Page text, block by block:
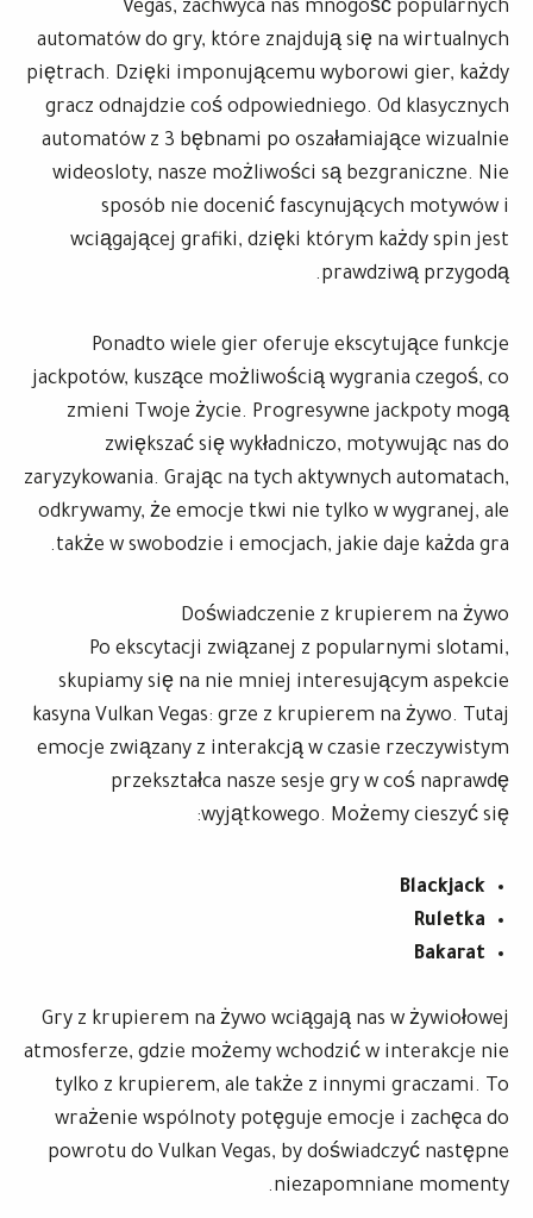
Vegas, zachwyca nas mnogość popularnych
automatów do gry, które znajdują się na wirtualnych
piętrach. Dzięki imponującemu wyborowi gier, każdy
gracz odnajdzie coś odpowiedniego. Od klasycznych
automatów z 3 bębnami po oszałamiające wizualnie
wideosloty, nasze możliwości są bezgraniczne. Nie
sposób nie docenić fascynujących motywów i
wciągającej grafiki, dzięki którym każdy spin jest
prawdziwą przygodą.
Ponadto wiele gier oferuje ekscytujące funkcje
jackpotów, kuszące możliwością wygrania czegoś, co
zmieni Twoje życie. Progresywne jackpoty mogą
zwiększać się wykładniczo, motywując nas do
zaryzykowania. Grając na tych aktywnych automatach,
odkrywamy, że emocje tkwi nie tylko w wygranej, ale
także w swobodzie i emocjach, jakie daje każda gra.
Doświadczenie z krupierem na żywo
Po ekscytacji związanej z popularnymi slotami,
skupiamy się na nie mniej interesującym aspekcie
kasyna Vulkan Vegas: grze z krupierem na żywo. Tutaj
emocje związany z interakcją w czasie rzeczywistym
przekształca nasze sesje gry w coś naprawdę
wyjątkowego. Możemy cieszyć się:
Blackjack
Ruletka
Bakarat
Gry z krupierem na żywo wciągają nas w żywiołowej
atmosferze, gdzie możemy wchodzić w interakcje nie
tylko z krupierem, ale także z innymi graczami. To
wrażenie wspólnoty potęguje emocje i zachęca do
powrotu do Vulkan Vegas, by doświadczyć następne
niezapomniane momenty.